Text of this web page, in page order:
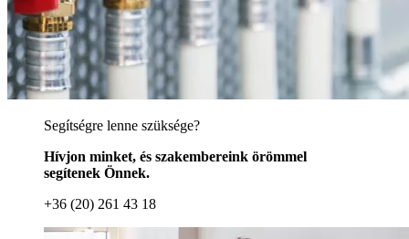
Segítségre lenne szüksége?
Hívjon minket, és szakembereink örömmel
segítenek Önnek.
+36 (20) 261 43 18